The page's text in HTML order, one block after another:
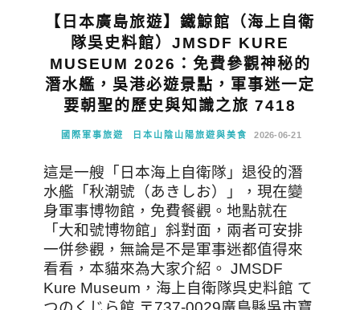
【日本廣島旅遊】鐵鯨館（海上自衛
隊吳史料館）JMSDF KURE
MUSEUM 2026：免費參觀神秘的
潛水艦，吳港必遊景點，軍事迷一定
要朝聖的歷史與知識之旅 7418
國際軍事旅遊 日本山陰山陽旅遊與美食 2026-06-21
這是一艘「日本海上自衛隊」退役的潛
水艦「秋潮號（あきしお）」，現在變
身軍事博物館，免費餐觀。地點就在
「大和號博物館」斜對面，兩者可安排
一併參觀，無論是不是軍事迷都值得來
看看，本貓來為大家介紹。 JMSDF
Kure Museum，海上自衛隊呉史料館 て